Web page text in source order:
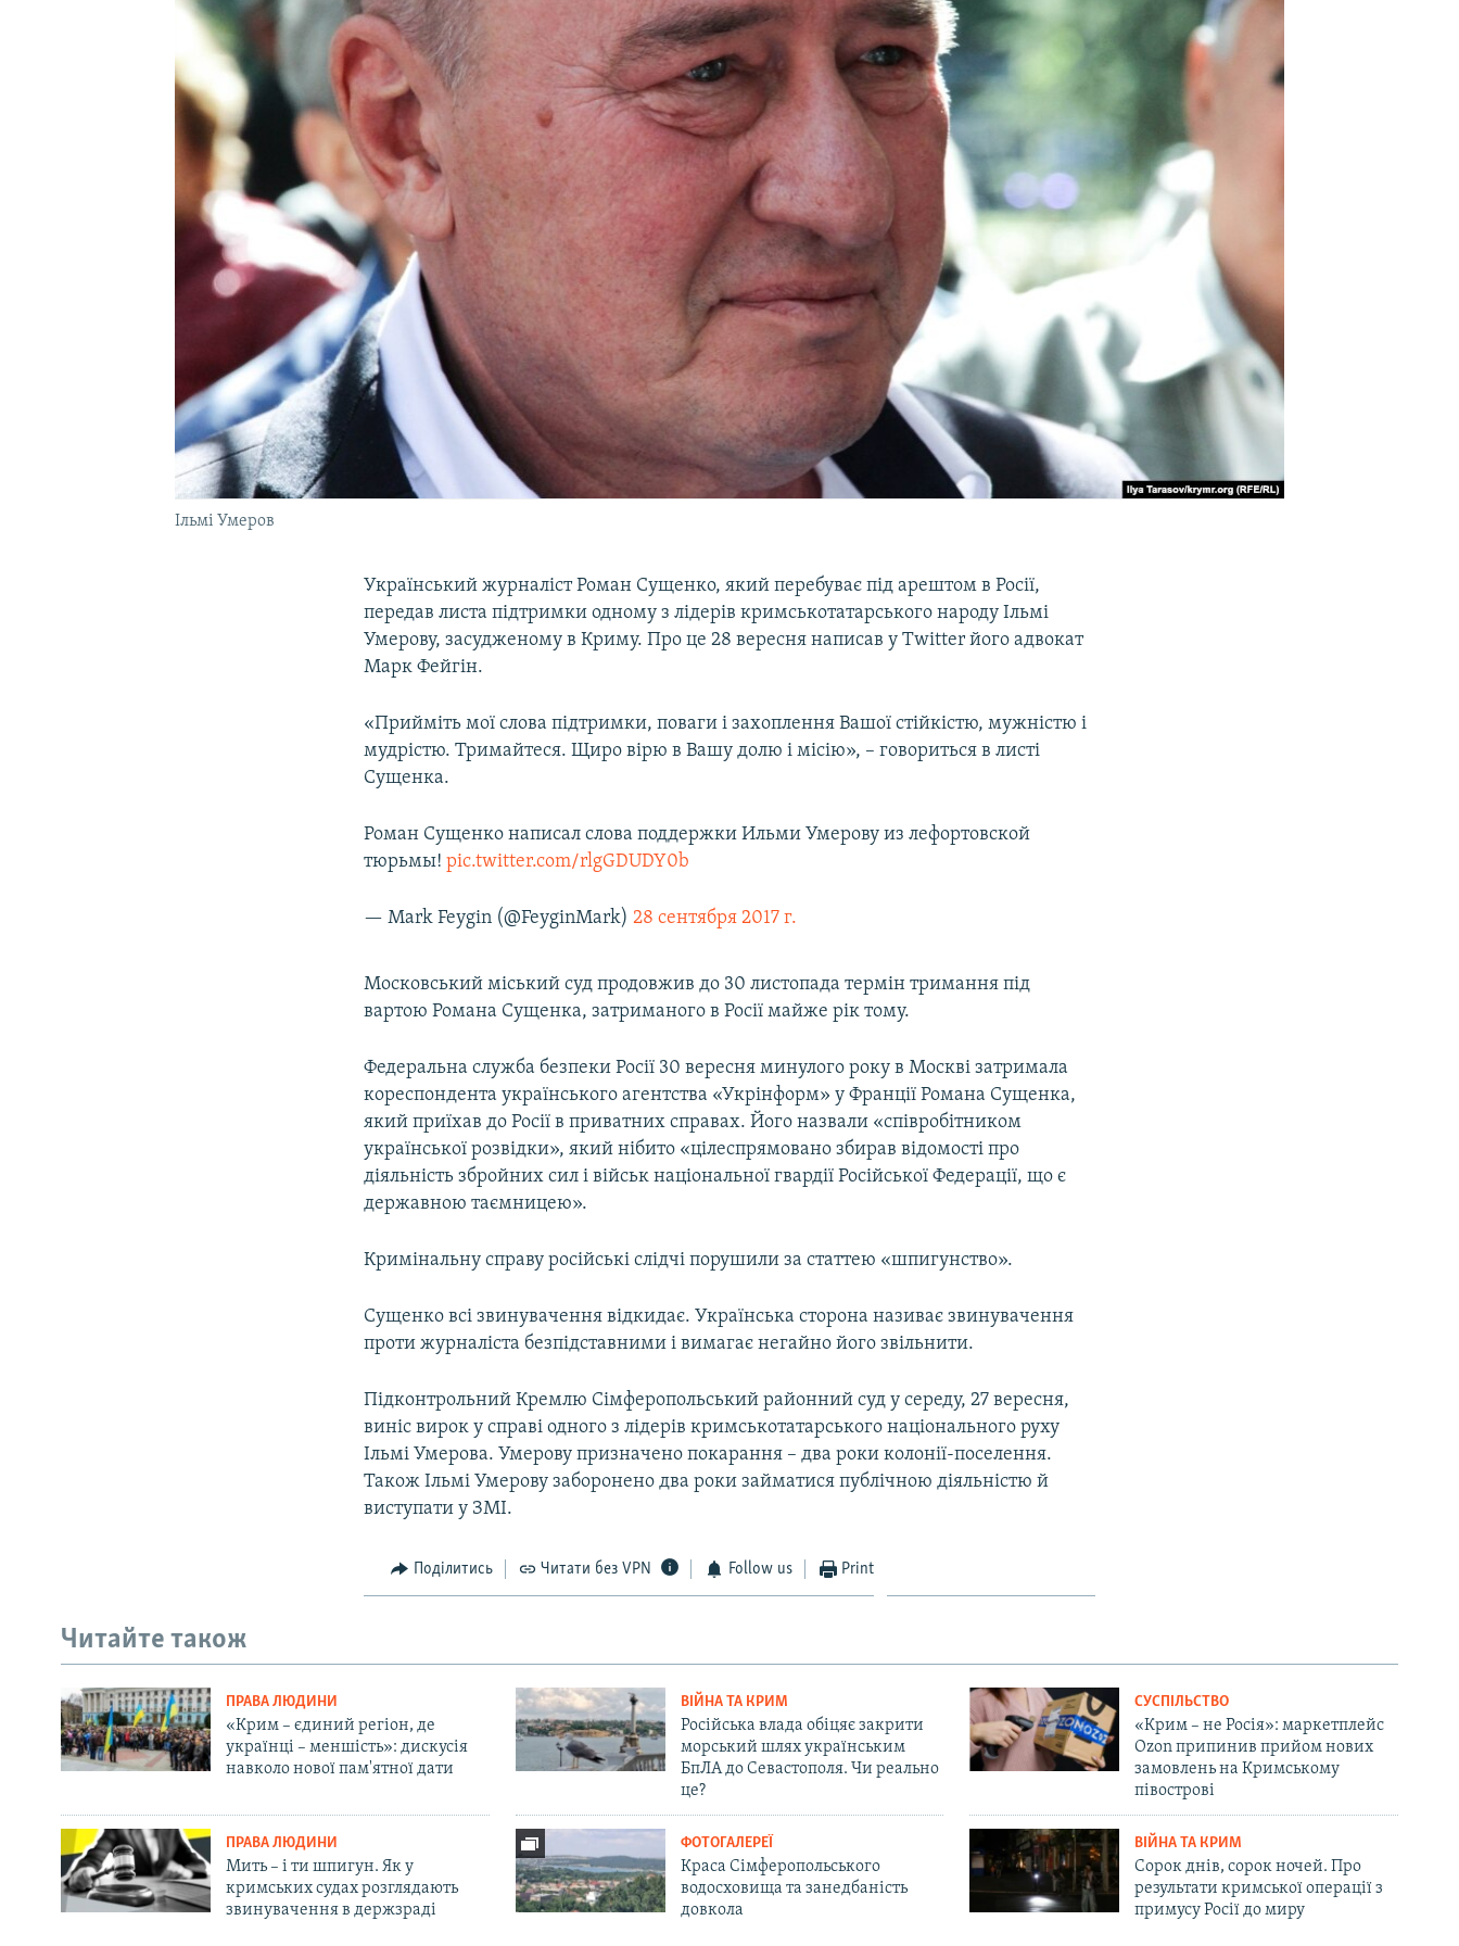
УКРАЇНСЬКА ПРОБЛЕМА КРИМУ
Ільмі Умеров
Український журналіст Роман Сущенко, який перебуває під арештом в Росії,
передав листа підтримки одному з лідерів кримськотатарського народу Ільмі
Умерову, засудженому в Криму. Про це 28 вересня написав у Twitter його адвокат
Марк Фейгін.
«Прийміть мої слова підтримки, поваги і захоплення Вашої стійкістю, мужністю і
мудрістю. Тримайтеся. Щиро вірю в Вашу долю і місію», – говориться в листі
Сущенка.
Роман Сущенко написал слова поддержки Ильми Умерову из лефортовской
тюрьмы!pic.twitter.com/rlgGDUDY0b
— Mark Feygin (@FeyginMark)28 сентября 2017 г.
Московський міський суд продовжив до 30 листопада термін тримання під
вартою Романа Сущенка, затриманого в Росії майже рік тому.
Федеральна служба безпеки Росії 30 вересня минулого року в Москві затримала
кореспондента українського агентства «Укрінформ» у Франції Романа Сущенка,
який приїхав до Росії в приватних справах. Його назвали «співробітником
української розвідки», який нібито «цілеспрямовано збирав відомості про
діяльність збройних сил і військ національної гвардії Російської Федерації, що є
державною таємницею».
Кримінальну справу російські слідчі порушили за статтею «шпигунство».
Сущенко всі звинувачення відкидає. Українська сторона називає звинувачення
проти журналіста безпідставними і вимагає негайно його звільнити.
Підконтрольний Кремлю Сімферопольський районний суд у середу, 27 вересня,
виніс вирок у справі одного з лідерів кримськотатарського національного руху
Ільмі Умерова. Умерову призначено покарання – два роки колонії-поселення.
Також Ільмі Умерову заборонено два роки займатися публічною діяльністю й
виступати у ЗМІ.
Поділитись Читати без VPN Follow us Print
Читайте також
ПРАВА ЛЮДИНИ
«Крим – єдиний регіон, де
українці – меншість»: дискусія
навколо нової пам'ятної дати
ВІЙНА ТА КРИМ
Російська влада обіцяє закрити
морський шлях українським
БпЛА до Севастополя. Чи реально
це?
СУСПІЛЬСТВО
«Крим – не Росія»: маркетплейс
Ozon припинив прийом нових
замовлень на Кримському
півострові
ПРАВА ЛЮДИНИ
Мить – і ти шпигун. Як у
кримських судах розглядають
звинувачення в держзраді
ФОТОГАЛЕРЕЇ
Краса Сімферопольського
водосховища та занедбаність
довкола
ВІЙНА ТА КРИМ
Сорок днів, сорок ночей. Про
результати кримської операції з
примусу Росії до миру